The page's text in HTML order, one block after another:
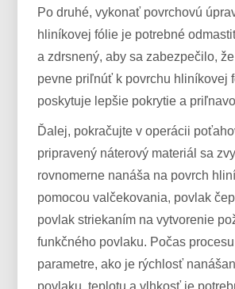
Po druhé, vykonať povrchovú
hliníkovej fólie je potrebné
a zdrsnený, aby sa zabezpečilo,
pevne priľnúť k povrchu hliníkovej
poskytuje lepšie pokrytie a
Ďalej, pokračujte v operácii
pripravený náterový materiál sa
rovnomerne nanáša na povrch
pomocou valčekovania, povlak
povlak striekaním na vytvorenie
funkčného povlaku. Počas
parametre, ako je rýchlosť